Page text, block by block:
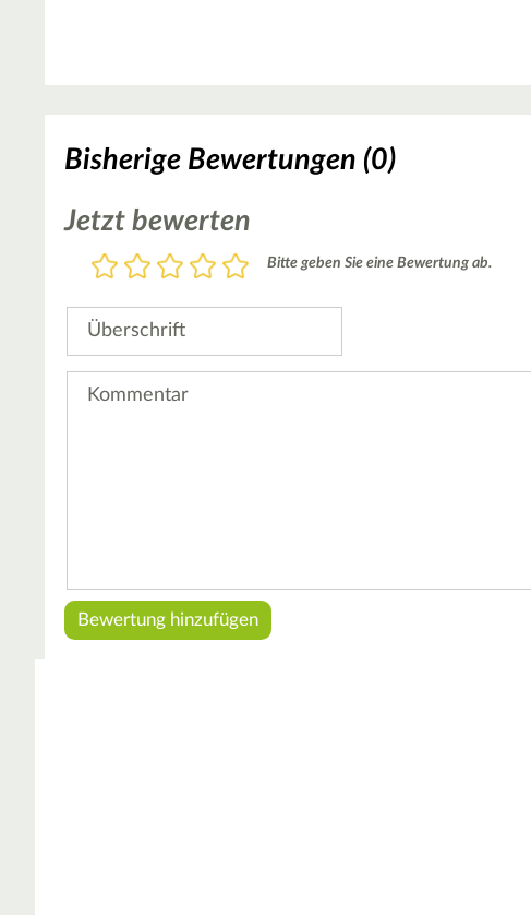
Bisherige Bewertungen (0)
Jetzt bewerten
Bewertung
5
4
3
2
1
Bitte geben Sie eine Bewertung ab.
Überschrift